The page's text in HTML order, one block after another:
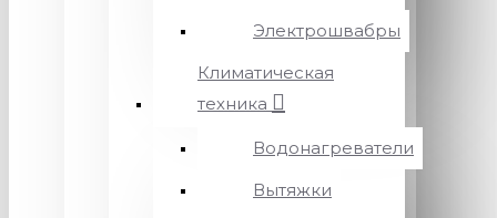
Электрошвабры
Климатическая
техника
Водонагреватели
Вытяжки